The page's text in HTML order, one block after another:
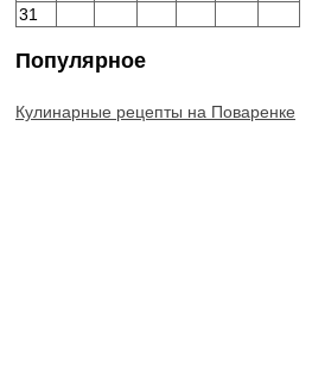
31
Популярное
Кулинарные рецепты на Поваренке